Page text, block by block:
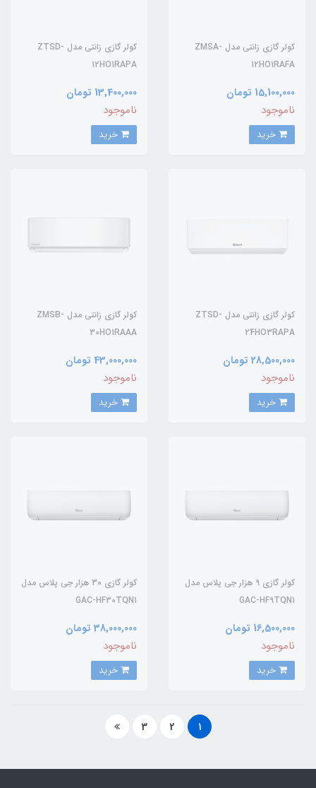
کولر گازی زانتی مدل ZMSA-
12HO1RAFA
15,100,000 تومان
ناموجود
کولر گازی زانتی مدل ZTSD-
12HO1RAPA
13,400,000 تومان
ناموجود
کولر گازی زانتی مدل ZTSD-
24HO3RAPA
28,500,000 تومان
ناموجود
کولر گازی زانتی مدل ZMSB-
30HO1RAAA
43,000,000 تومان
ناموجود
کولر گازی 9 هزار جی پلاس مدل
GAC-HF9TQN1
16,500,000 تومان
ناموجود
کولر گازی 30 هزار جی پلاس مدل
GAC-HF30TQN1
38,000,000 تومان
ناموجود
1
2
3